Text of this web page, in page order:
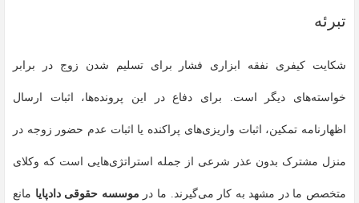
تبرئه
شکایت کیفری نفقه ابزاری فشار برای تسلیم شدن زوج در برابر
خواسته‌های دیگر است. برای دفاع در این پرونده‌ها، اثبات ارسال
اظهارنامه تمکین، اثبات واریزی‌های پراکنده یا اثبات عدم حضور زوجه در
منزل مشترک بدون عذر شرعی از جمله استراتژی‌هایی است که وکلای
متخصص ما در مشهد به کار می‌گیرند. ما در موسسه حقوقی دادپایا مانع